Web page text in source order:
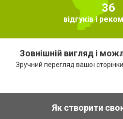
36
відгуків і
Зовнішній вигляд і
Зручний перегляд вашої
Як створити